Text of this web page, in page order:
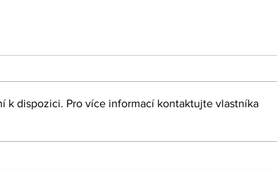
Péče o blízké je náročná,
k dispozici. Pro více informací kontaktujte vlastníka